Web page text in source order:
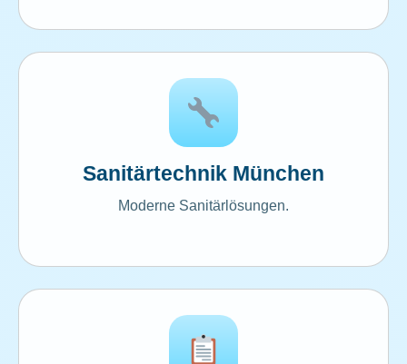
Sanitärtechnik München
Moderne Sanitärlösungen.